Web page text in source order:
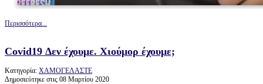
Περισσότερα...
Covid19 Δεν έχουμε. Χιούμορ έχουμε;
Κατηγορία: ΧΑΜΟΓΕΛΑΣΤΕ
Δημοσιεύτηκε στις 08 Μαρτίου 2020